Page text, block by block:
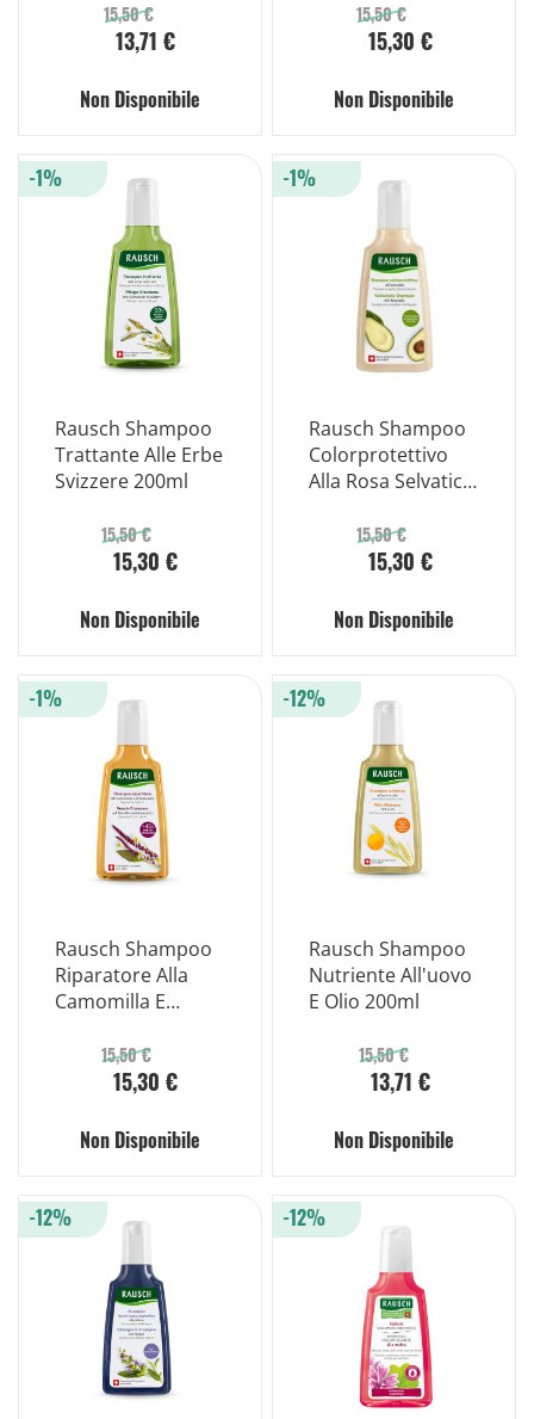
15,50 €
13,71 €
Non Disponibile
15,50 €
15,30 €
Non Disponibile
Rausch Shampoo
Trattante Alle Erbe
Svizzere 200ml
15,50 €
15,30 €
-1%
Non Disponibile
Rausch Shampoo
Colorprotettivo
Alla Rosa Selvatica
15,50 €
15,30 €
-1%
Non Disponibile
Rausch Shampoo
Riparatore Alla
Camomilla E
200ml15,50 €
15,30 €
-1%
Non Disponibile
Rausch Shampoo
Nutriente All'uovo
E Olio 200ml
15,50 €
13,71 €
-12%
Non Disponibile
-12% -12%